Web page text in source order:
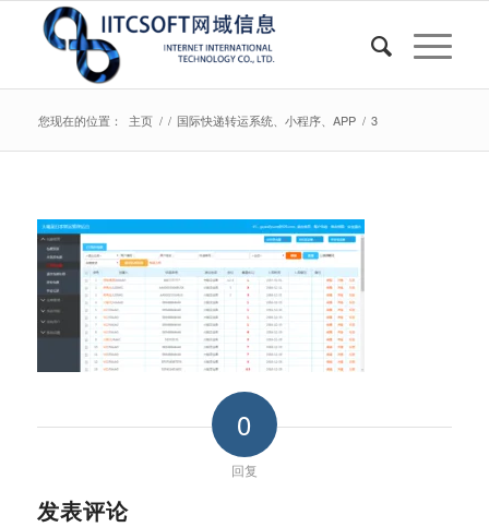
您现在的位置： 主页 / / 国际快递转运系统、小程序、APP / 3
0
回复
发表评论